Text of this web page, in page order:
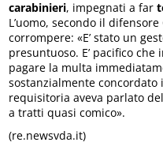
carabinieri, impegnati a far
L’uomo, secondo il difensore
corrompere: «E’ stato un
presuntuoso. E’ pacifico
pagare la multa
sostanzialmente concordato
requisitoria aveva parlato
a tratti quasi comico».
(re.newsvda.it)